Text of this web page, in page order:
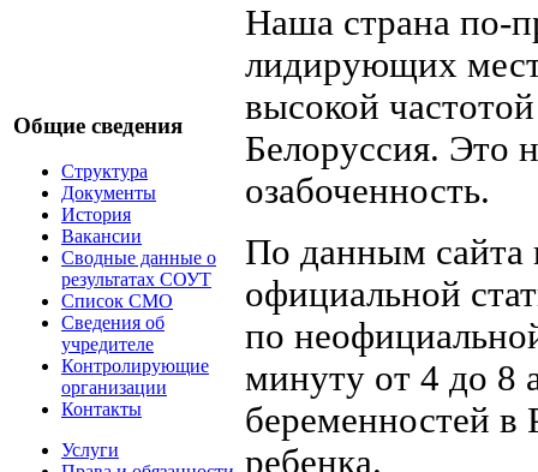
Общие сведения
Структура
Документы
История
Вакансии
Сводные данные о
результатах СОУТ
Список СМО
Сведения об
учредителе
Контролирующие
организации
Контакты
Услуги
Наша страна по-
лидирующих мест
высокой
Белоруссия. Это
озабоченность.
По данным сайта
официальной
по
минуту от 4 до 8
беременностей в
ребенка.